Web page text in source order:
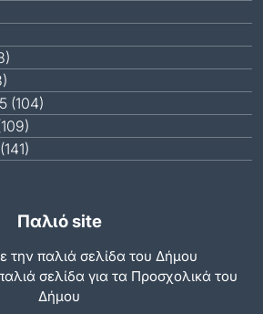
(104)
Παλιό site
την παλιά σελίδα του Δήμου
σελίδα για τα Προσχολικά του
Δήμου